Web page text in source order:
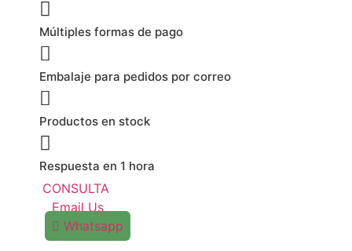
Múltiples formas de pago
Embalaje para pedidos por correo
Productos en stock
Respuesta en 1 hora
CONSULTA
Email Us
Whatsapp